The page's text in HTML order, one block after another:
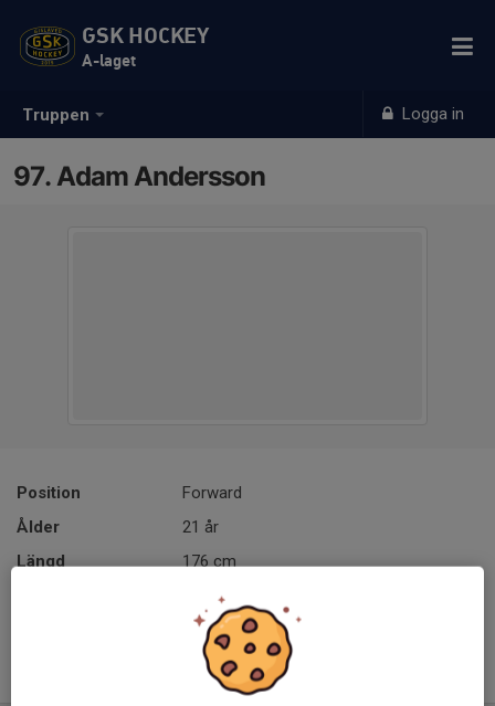
Truppen Logga in
GSK HOCKEY
A-laget
97. Adam Andersson
Position
Forward
Ålder
21 år
Längd
176 cm
60 kg